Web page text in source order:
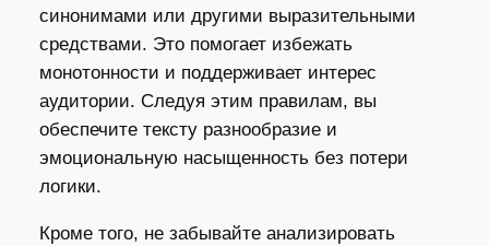
синонимами или другими выразительными
средствами. Это помогает избежать
монотонности и поддерживает интерес
аудитории. Следуя этим правилам, вы
обеспечите тексту разнообразие и
эмоциональную насыщенность без потери
логики.
Кроме того, не забывайте анализировать